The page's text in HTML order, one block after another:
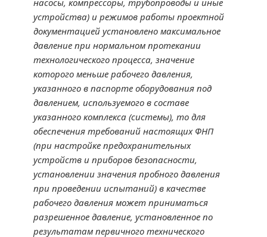
насосы, компрессоры, трубопроводы и иные
устройства) и режимов работы проектной
документацией установлено максимальное
давление при нормальном протекании
технологического процесса, значение
которого меньше рабочего давления,
указанного в паспорте оборудования под
давлением, используемого в составе
указанного комплекса (системы), то для
обеспечения требований настоящих ФНП
(при настройке предохранительных
устройств и приборов безопасности,
установлении значения пробного давления
при проведении испытаний) в качестве
рабочего давления может приниматься
разрешенное давление, установленное по
результатам первичного технического